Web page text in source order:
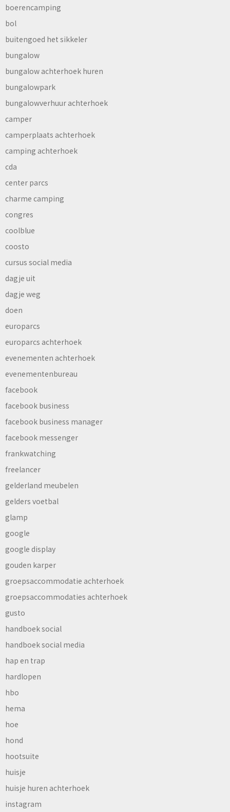
boerencamping
bol
buitengoed het sikkeler
bungalow
bungalow achterhoek huren
bungalowpark
bungalowverhuur achterhoek
camper
camperplaats achterhoek
camping achterhoek
cda
center parcs
charme camping
congres
coolblue
coosto
cursus social media
dagje uit
dagje weg
doen
europarcs
europarcs achterhoek
evenementen achterhoek
evenementenbureau
facebook
facebook business
facebook business manager
facebook messenger
frankwatching
freelancer
gelderland meubelen
gelders voetbal
glamp
google
google display
gouden karper
groepsaccommodatie achterhoek
groepsaccommodaties achterhoek
gusto
handboek social
handboek social media
hap en trap
hardlopen
hbo
hema
hoe
hond
hootsuite
huisje
huisje huren achterhoek
instagram